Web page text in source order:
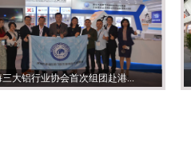
大铝行业协会首次组团赴港...